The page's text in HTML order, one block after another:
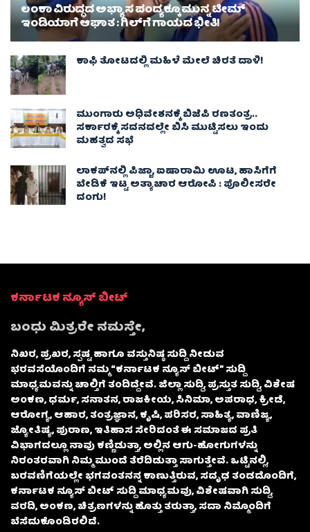
ಲಂಕಾ ವಿರುದ್ಧದ ಅಭ್ಯಾಸ ಪಂದ್ಯಕ್ಕೂ ಮುನ್ನ ಟೀಮ್
ಇಂಡಿಯಾಗೆ ಆಘಾತ : ಗಿಲ್‌ಗೆ ಗಾಯದ ಭೀತಿ!
ಕಾಫಿ ತೋಟದಲ್ಲಿ ಮಹಿಳೆ ಮೇಲೆ ಚಿರತೆ ದಾಳಿ!
ಮುಂಗಾರು ಅಧಿವೇಶನಕ್ಕೆ ಬಿಜೆಪಿ ರಣತಂತ್ರ..
ಸರ್ಕಾರಕ್ಕೆ ಸದನದಲ್ಲೇ ಬಿಸಿ ಮುಟ್ಟಿಸಲು ಇಂದು
ಮಹತ್ವದ ಸಭೆ
ಲಾಕಪ್‌ನಲ್ಲಿ ಪಿಜ್ಜಾ, ಐಷಾರಾಮಿ ಊಟ, ಹಾಸಿಗೆಗೆ
ಬೇಡಿಕೆ ಇಟ್ಟ ಅತ್ಯಾಚಾರ ಆರೋಪಿ : ಪೊಲೀಸರೇ
ದಂಗು!
ಕರ್ನಾಟಕ ನ್ಯೂಸ್ ಬೀಟ್
ಬಂಧು ಮಿತ್ರರೇ ನಮಸ್ತೇ,
ನಿಖರ, ಪ್ರಖರ, ಸ್ಪಷ್ಟ ಹಾಗೂ ವಸ್ತುನಿಷ್ಠ ಸುದ್ದಿ ನೀಡುವ
ಭರವಸೆಯೊಂದಿಗೆ ನಮ್ಮ “ಕರ್ನಾಟಕ ನ್ಯೂಸ್ ಬೀಟ್” ಸುದ್ದಿ
ಮಾಧ್ಯಮವನ್ನು ಚಾಲ್ತಿಗೆ ತಂದಿದ್ದೇವೆ. ಜಿಲ್ಲಾ ಸುದ್ದಿ, ಪ್ರಸ್ತುತ ಸುದ್ದಿ, ವಿಶೇಷ
ಅಂಕಣ, ಧರ್ಮ, ಸನಾತನ, ರಾಜಕೀಯ, ಸಿನಿಮಾ, ಅಪರಾಧ, ಕ್ರೀಡೆ,
ಆರೋಗ್ಯ, ಆಹಾರ, ತಂತ್ರಜ್ಞಾನ, ಕೃಷಿ, ಪರಿಸರ, ಸಾಹಿತ್ಯ, ವಾಣಿಜ್ಯ,
ಜ್ಯೋತಿಷ್ಯ, ಪುರಾಣ, ಇತಿಹಾಸ ಸೇರಿದಂತೆ ಈ ಸಮಾಜದ ಪ್ರತಿ
ವಿಭಾಗದಲ್ಲೂ ನಾವು ಕಣ್ಣಿಡುತ್ತಾ, ಅಲ್ಲಿನ ಆಗು-ಹೋಗುಗಳನ್ನು
ನಿರಂತರವಾಗಿ ನಿಮ್ಮ ಮುಂದೆ ತೆರೆದಿಡುತ್ತಾ ಸಾಗುತ್ತೇವೆ. ಒಟ್ಟಿನಲ್ಲಿ,
ಬರವಣಿಗೆಯಲ್ಲೇ ಭಗವಂತನನ್ನ ಕಾಣುತ್ತಿರುವ, ಸದೃಢ ತಂಡದೊಂದಿಗೆ,
ಕರ್ನಾಟಕ ನ್ಯೂಸ್ ಬೀಟ್ ಸುದ್ದಿ ಮಾಧ್ಯಮವು, ವಿಶೇಷವಾಗಿ ಸುದ್ದಿ,
ವರದಿ, ಅಂಕಣ, ಚಿತ್ರಣಗಳನ್ನು ಹೊತ್ತು ತರುತ್ತಾ, ಸದಾ ನಿಮ್ಮೊಂದಿಗೆ
ಬೆಸೆದುಕೊಂಡಿರಲಿದೆ.